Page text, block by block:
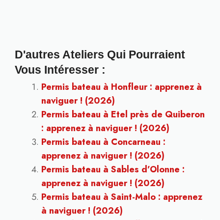
D'autres Ateliers Qui Pourraient
Vous Intéresser :
Permis bateau à Honfleur : apprenez à
naviguer ! (2026)
Permis bateau à Etel près de Quiberon
: apprenez à naviguer ! (2026)
Permis bateau à Concarneau :
apprenez à naviguer ! (2026)
Permis bateau à Sables d’Olonne :
apprenez à naviguer ! (2026)
Permis bateau à Saint-Malo : apprenez
à naviguer ! (2026)